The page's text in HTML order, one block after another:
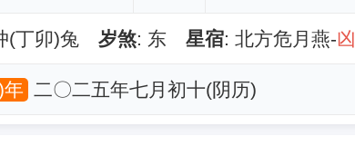
(丁卯)兔岁煞: 东星宿: 北方危月燕-凶
年 二〇二五年七月初十(阴历)